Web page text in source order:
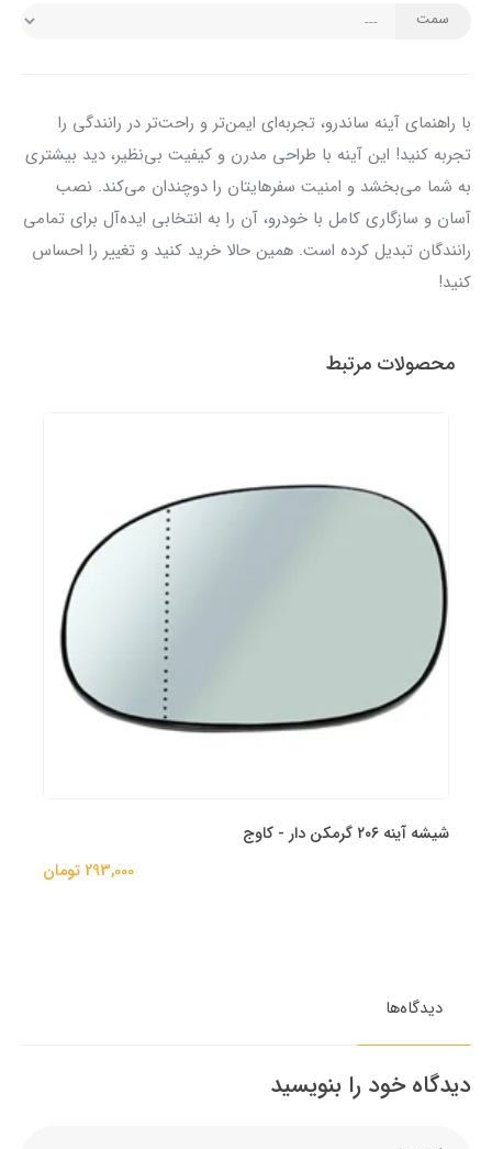
سمت
با راهنمای آینه ساندرو، تجربه‌ای ایمن‌تر و راحت‌تر در رانندگی را
تجربه کنید! این آینه با طراحی مدرن و کیفیت بی‌نظیر، دید بیشتری
به شما می‌بخشد و امنیت سفرهایتان را دوچندان می‌کند. نصب
آسان و سازگاری کامل با خودرو، آن را به انتخابی ایده‌آل برای تمامی
رانندگان تبدیل کرده است. همین حالا خرید کنید و تغییر را احساس
کنید!
محصولات مرتبط
شیشه آینه ۲۰۶ گرمکن دار - کاوج
293,000 تومان
دیدگاه‌ها
دیدگاه خود را بنویسید